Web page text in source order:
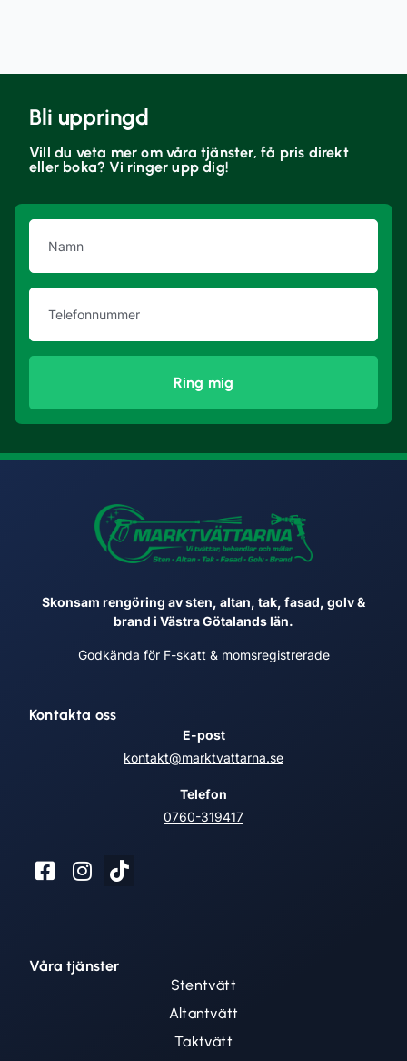
Bli uppringd
Vill du veta mer om våra tjänster, få pris direkt
eller boka? Vi ringer upp dig!
Ring mig
Skonsam rengöring av sten, altan, tak, fasad, golv &
brand i Västra Götalands län.
Godkända för F-skatt & momsregistrerade
Våra tjänster
Stentvätt
Altantvätt
Taktvätt
Kontakta oss
E-post
kontakt@marktvattarna.se
Telefon
0760-319417